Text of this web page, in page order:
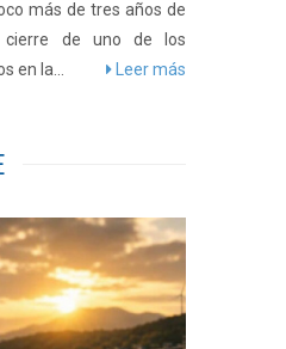
más de tres años de
cierre de uno de los
en la...
Leer más
Tribute to Deep Sea
in-law, and so
Fake rolexBut
Hodinkee found out
is more or less
rolex replicaMore or